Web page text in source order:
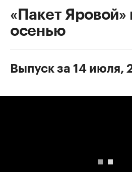
«Пакет Яровой»
осенью
Выпуск за 14 июля,